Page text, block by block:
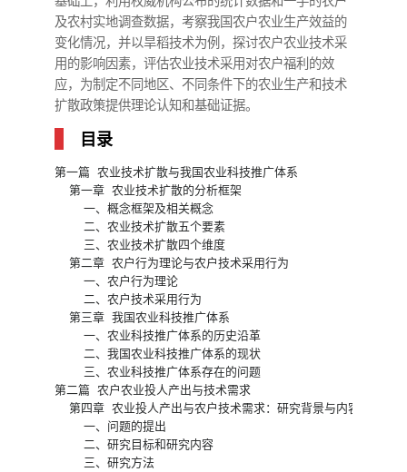
及农村实地调查数据，考察我国农户农业生产效益的
变化情况，并以旱稻技术为例，探讨农户农业技术采
用的影响因素，评估农业技术采用对农户福利的效
应，为制定不同地区、不同条件下的农业生产和技术
扩散政策提供理论认知和基础证据。
目录
第一篇 农业技术扩散与我国农业科技推广体系
  第一章 农业技术扩散的分析框架
    一、概念框架及相关概念
    二、农业技术扩散五个要素
    三、农业技术扩散四个维度
  第二章 农户行为理论与农户技术采用行为
    一、农户行为理论
    二、农户技术采用行为
  第三章 我国农业科技推广体系
    一、农业科技推广体系的历史沿革
    二、我国农业科技推广体系的现状
    三、农业科技推广体系存在的问题
第二篇 农户农业投人产出与技术需求
  第四章 农业投人产出与农户技术需求：研究背景与内容
    一、问题的提出
    二、研究目标和研究内容
    三、研究方法